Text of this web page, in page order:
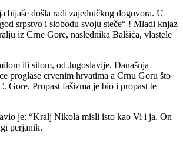
bijaše došla radi zajedničkog dogovora. U
srpstvo i slobodu svoju steče“ ! Mladi knjaz
iz Crne Gore, naslednika Balšića, vlastele
ili silom, od Jugoslavije. Današnja
proglase crvenim hrvatima a Crnu Goru što
Gore. Propast fašizma je bio i propast te
je: “Kralj Nikola misli isto kao Vi i ja. On
perjanik.